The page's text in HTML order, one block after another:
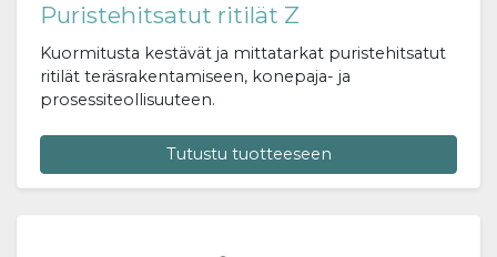
Puristehitsatut ritilät Z
Kuormitusta kestävät ja mittatarkat puristehitsatut
ritilät teräsrakentamiseen, konepaja- ja
prosessiteollisuuteen.
Tutustu tuotteeseen